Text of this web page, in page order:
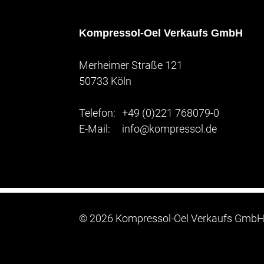
Kompressol-Oel Verkaufs GmbH
Merheimer Straße 121
50733 Köln
Telefon: +49 (0)221 768079-0
E-Mail:
info@kompressol.de
© 2026 Kompressol-Oel Verkaufs